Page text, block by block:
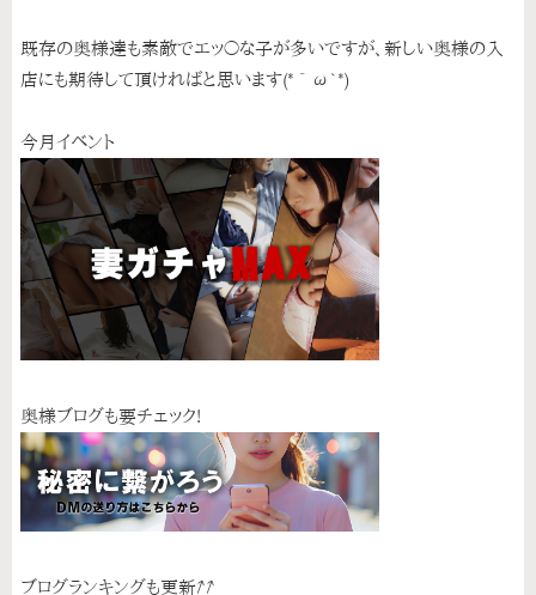
既存の奥様達も素敵でエッ〇な子が多いですが、新しい奥様の入
店にも期待して頂ければと思います(*´ω`*)
今月イベント
奥様ブログも要チェック!
ブログランキングも更新↗↗